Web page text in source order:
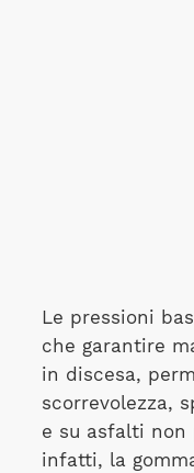
Le pressioni
che garantire
in discesa,
scorrevolezza,
e su asfalti non
infatti, la